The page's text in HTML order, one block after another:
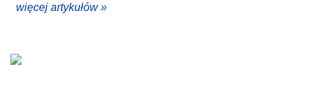
więcej artykułów »